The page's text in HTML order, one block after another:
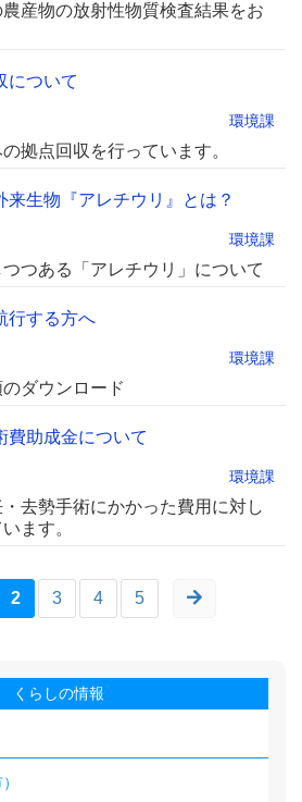
産物の放射性物質検査結果をお
について
環境課
拠点回収を行っています。
来生物『アレチウリ』とは？
環境課
つある「アレチウリ」について
行する方へ
環境課
ダウンロード
費助成金について
環境課
去勢手術にかかった費用に対し
ます。
2 3 4 5
くらしの情報